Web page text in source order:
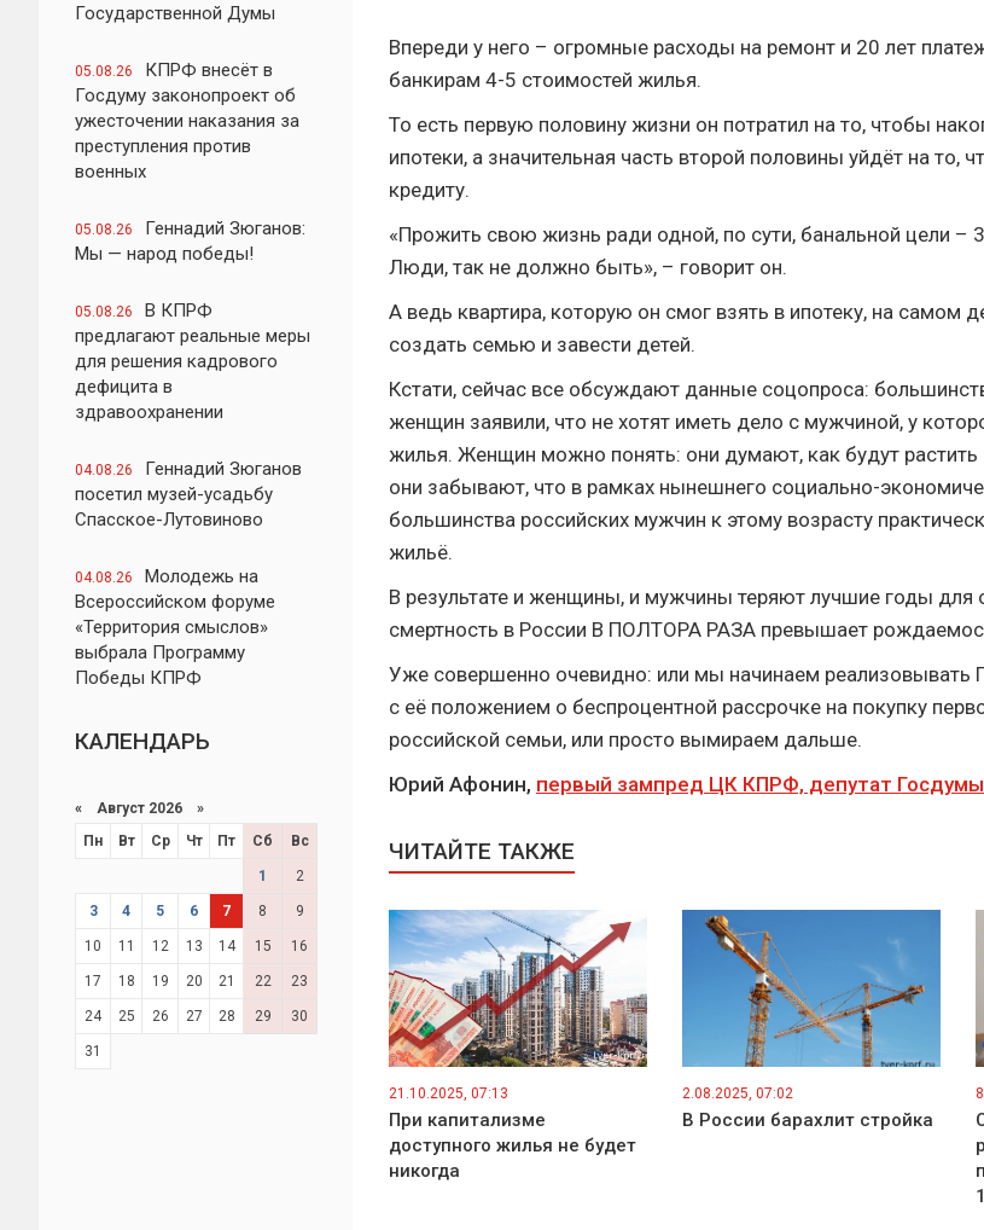
Государственной Думы
05.08.26
КПРФ внесёт в
Госдуму законопроект об
ужесточении наказания за
преступления против
военных
05.08.26
Геннадий Зюганов:
Мы — народ победы!
05.08.26
В КПРФ
предлагают реальные меры
для решения кадрового
дефицита в
здравоохранении
04.08.26
Геннадий Зюганов
посетил музей-усадьбу
Спасское-Лутовиново
04.08.26
Молодежь на
Всероссийском форуме
«Территория смыслов»
выбрала Программу
Победы КПРФ
КАЛЕНДАРЬ
« Август 2026 »
Пн
Вт Ср Чт Пт Сб Вс
1 2
3 4 5 6 7 8 9
10 11 12 13 14 15 16
17 18 19 20 21 22 23
24 25 26 27 28 29 30
31
Впереди у него – огромные расходы на ремонт и 20 лет
банкирам 4-5 стоимостей жилья.
То есть первую половину жизни он потратил на то, чтобы
ипотеки, а значительная часть второй половины уйдёт на то,
кредиту.
«Прожить свою жизнь ради одной, по сути, банальной цели –
Люди, так не должно быть», – говорит он.
А ведь квартира, которую он смог взять в ипотеку, на самом
создать семью и завести детей.
Кстати, сейчас все обсуждают данные соцопроса:
женщин заявили, что не хотят иметь дело с мужчиной, у
жилья. Женщин можно понять: они думают, как будут растить
они забывают, что в рамках нынешнего социально-
большинства российских мужчин к этому возрасту
жильё.
В результате и женщины, и мужчины теряют лучшие годы для
смертность в России В ПОЛТОРА РАЗА превышает
Уже совершенно очевидно: или мы начинаем
с её положением о беспроцентной рассрочке на покупку
российской семьи, или просто вымираем дальше.
Юрий Афонин, первый зампред ЦК КПРФ, депутат Госдумы
ЧИТАЙТЕ ТАКЖЕ
21.10.2025, 07:13
При капитализме
доступного жилья не будет
никогда
2.08.2025, 07:02
В России барахлит стройка